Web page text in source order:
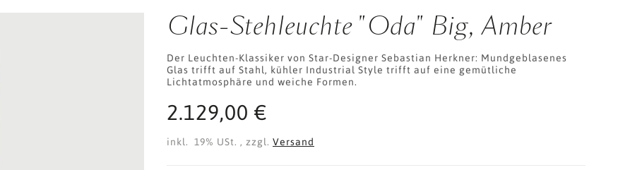
Glas-Stehleuchte "Oda" Big, Amber
Der Leuchten-Klassiker von Star-Designer Sebastian Herkner: Mundgeblasenes
Glas trifft auf Stahl, kühler Industrial Style trifft auf eine gemütliche
Lichtatmosphäre und weiche Formen.
2.129,00 €
inkl. 19% USt. , zzgl. Versand